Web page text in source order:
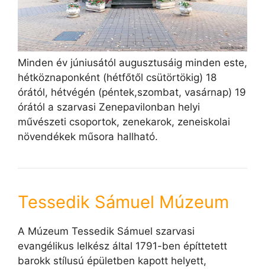
Minden év júniusától augusztusáig minden este,
hétköznaponként (hétfőtől csütörtökig) 18
órától, hétvégén (péntek,szombat, vasárnap) 19
órától a szarvasi Zenepavilonban helyi
művészeti csoportok, zenekarok, zeneiskolai
növendékek műsora hallható.
Tessedik Sámuel Múzeum
A Múzeum Tessedik Sámuel szarvasi
evangélikus lelkész által 1791-ben építtetett
barokk stílusú épületben kapott helyett,